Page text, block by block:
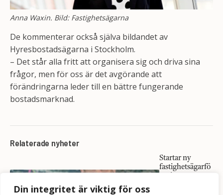
Din integritet är viktig för oss
Anna Waxin. Bild: Fastighetsägarna
De kommenterar också själva bildandet av
Hyresbostadsägarna i Stockholm.
– Det står alla fritt att organisera sig och driva sina
frågor, men för oss är det avgörande att
förändringarna leder till en bättre fungerande
bostadsmarknad.
Relaterade nyheter
Startar ny
fastighetsägarfö